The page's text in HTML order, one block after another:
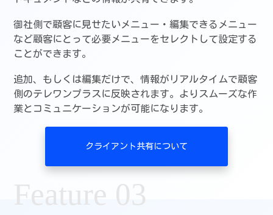
御社側で顧客に見せたいメニュー・編集できるメニュー
など顧客にとって必要メニューをセレクトして設定する
ことができます。
追加、もしくは編集だけで、情報がリアルタイムで顧客
側のテレワンプラスに反映されます。よりスムーズな作
業とコミュニケーションが可能になります。
クライアント共有について
Feature 03